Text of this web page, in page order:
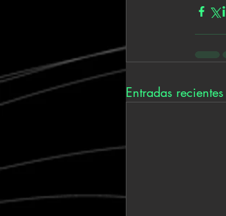
Entradas recientes